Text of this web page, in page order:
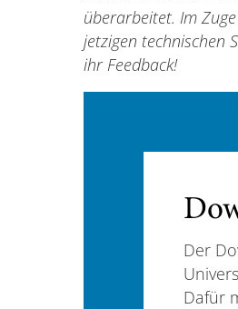
überarbeitet. Im
jetzigen technischen
ihr Feedback!
Der
Dafür